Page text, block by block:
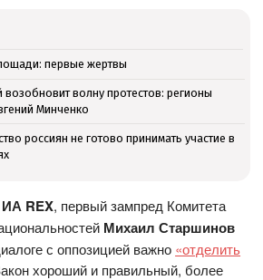
первые жертвы
возобновит волну протестов: регионы
Минченко
россиян не готово принимать участие в
ИА REX, первый зампред Комитета
Михаил Старшинов
с оппозицией важно «отделить
хороший и правильный, более